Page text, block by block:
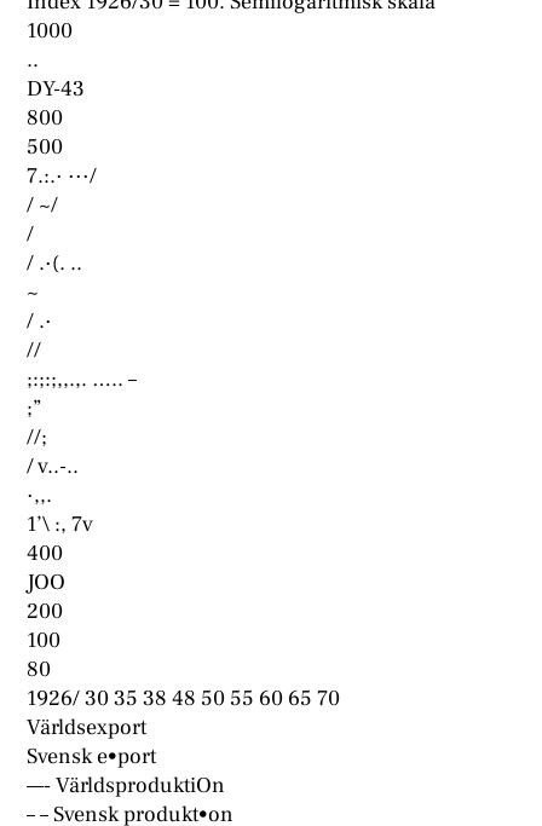
1000
..
DY-43
800
500
7.:.· ···/
/ ~/
/
/ .·(. ..
~
/ .·
//
;:;:;,,.,. ….. –
;”
//;
/ v..-..
·,,.
1’\ :, 7v
400
JOO
200
100
80
1926/ 30 35 38 48 50 55 60 65 70
Världsexport
Svensk e•port
—- VärldsproduktiOn
– – Svensk produkt•on